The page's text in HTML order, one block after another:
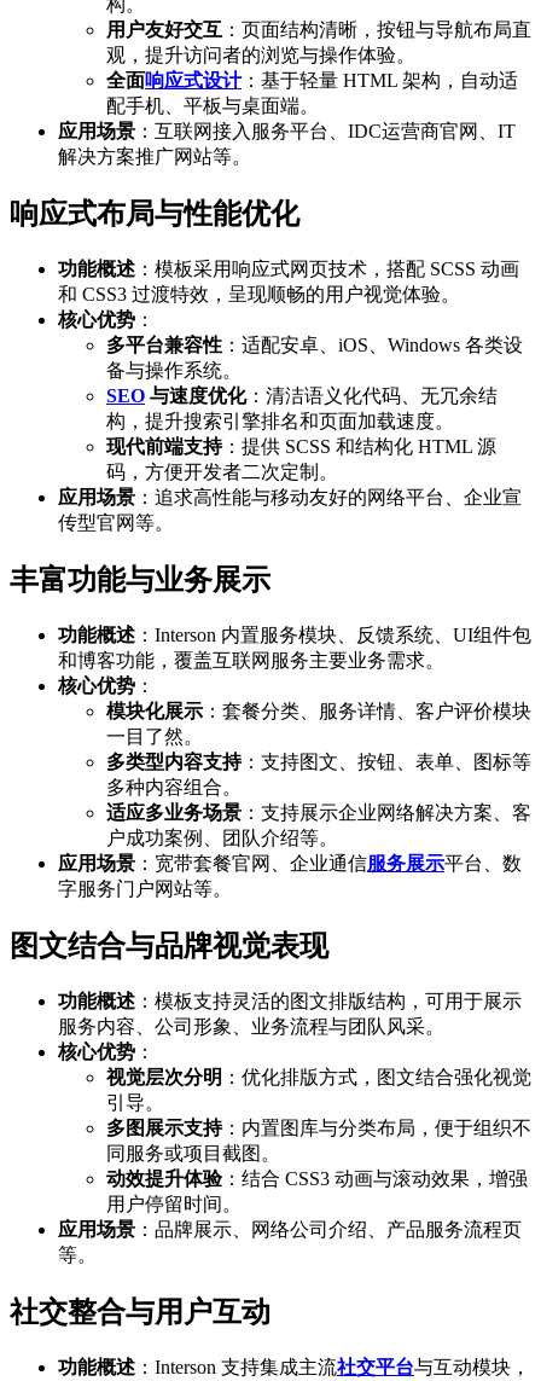
构。
用户友好交互 ：页面结构清晰，按钮与导航布局直
观，提升访问者的浏览与操作体验。
全面响应式设计：基于轻量 HTML 架构，自动适
配手机、平板与桌面端。
应用场景 ：互联网接入服务平台、IDC运营商官网、IT
解决方案推广网站等。
响应式布局与性能优化
功能概述 ：模板采用响应式网页技术，搭配 SCSS 动画
和 CSS3 过渡特效，呈现顺畅的用户视觉体验。
核心优势 ：
多平台兼容性 ：适配安卓、iOS、Windows 各类设
备与操作系统。
SEO 与速度优化：清洁语义化代码、无冗余结
构，提升搜索引擎排名和页面加载速度。
现代前端支持：提供 SCSS 和结构化 HTML 源
码，方便开发者二次定制。
应用场景 ：追求高性能与移动友好的网络平台、企业宣
传型官网等。
丰富功能与业务展示
功能概述 ：Interson 内置服务模块、反馈系统、UI组件包
和博客功能，覆盖互联网服务主要业务需求。
核心优势 ：
模块化展示 ：套餐分类、服务详情、客户评价模块
一目了然。
多类型内容支持：支持图文、按钮、表单、图标等
多种内容组合。
适应多业务场景 ：支持展示企业网络解决方案、客
户成功案例、团队介绍等。
应用场景 ：宽带套餐官网、企业通信服务展示平台、数
字服务门户网站等。
图文结合与品牌视觉表现
功能概述 ：模板支持灵活的图文排版结构，可用于展示
服务内容、公司形象、业务流程与团队风采。
核心优势 ：
视觉层次分明 ：优化排版方式，图文结合强化视觉
引导。
多图展示支持：内置图库与分类布局，便于组织不
同服务或项目截图。
动效提升体验：结合 CSS3 动画与滚动效果，增强
用户停留时间。
应用场景 ：品牌展示、网络公司介绍、产品服务流程页
等。
社交整合与用户互动
功能概述 ：Interson 支持集成主流社交平台与互动模块，